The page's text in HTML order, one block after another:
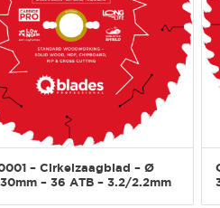
– Cirkelzaagblad – Ø
– 36 ATB – 3.2/2.2mm